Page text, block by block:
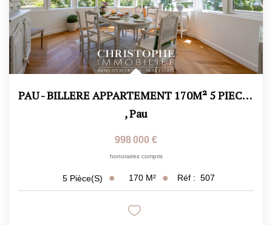
PAU - BILLERE APPARTEMENT 170M² 5 PIECES- JARDIN 360 M²
,Pau
998 000 €
honoraires compris
5 Pièce(s) 170 M² Réf : 507